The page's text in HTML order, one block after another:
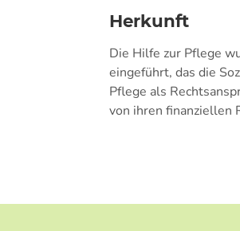
Herkunft
Die Hilfe zur Pflege
eingeführt, das die
Pflege als
von ihren finanziellen